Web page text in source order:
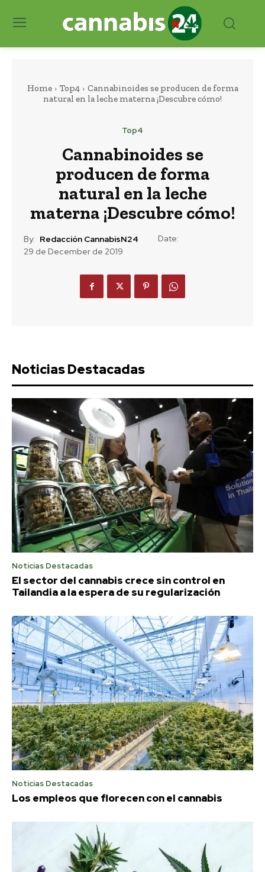
Home Top4
Cannabinoides se producen de forma
natural en la leche materna ¡Descubre cómo!
Top4
Cannabinoides se
producen de forma
natural en la leche
materna ¡Descubre cómo!
By: Redacción CannabisN24
Date:
29 de December de 2019
Noticias Destacadas
Noticias Destacadas
El sector del cannabis crece sin control en
Tailandia a la espera de su regularización
Noticias Destacadas
Los empleos que florecen con el cannabis